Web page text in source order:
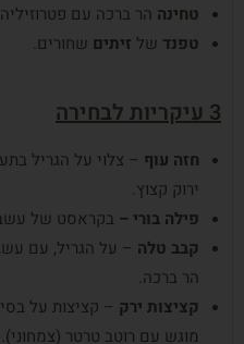
טחינה הר ברכה עם
טפנד של זיתים שחורים.
3 עיקריות לבחירה
חזה עוף – צלוי על הגריל
ירוק קצוץ.
פילה בורי – בקראסט של
קבב טלה – על הגריל, עם
הר ברכה.
קציצות ירק – קציצות על
מוגש עם רוטב טרטר (צמחוני).